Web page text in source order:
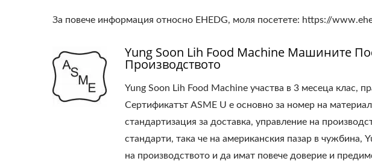
За повече информация относно EHEDG, моля посетете: https://
Yung Soon Lih Food Machine Машините
Производството
Yung Soon Lih Food Machine участва в 3 месеца клас,
Сертификатът ASME U е основно за номер на
стандартизация за доставка, управление на
стандарти, така че на американския пазар в
на производството и да имат повече доверие и